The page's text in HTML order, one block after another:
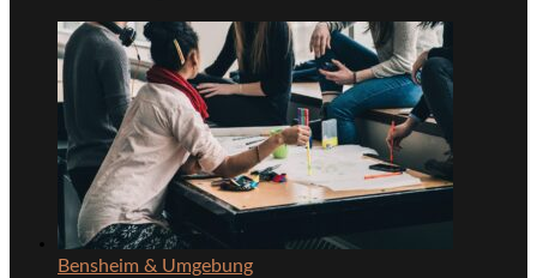
Bensheim & Umgebung